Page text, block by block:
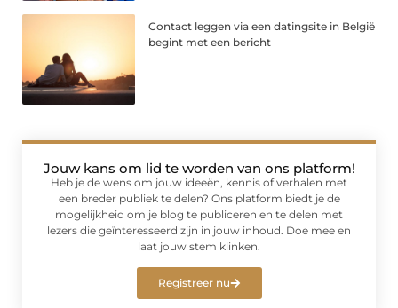
Contact leggen via een datingsite in België
begint met een bericht
Jouw kans om lid te worden van ons platform!
Heb je de wens om jouw ideeën, kennis of verhalen met
een breder publiek te delen? Ons platform biedt je de
mogelijkheid om je blog te publiceren en te delen met
lezers die geïnteresseerd zijn in jouw inhoud. Doe mee en
laat jouw stem klinken.
Registreer nu